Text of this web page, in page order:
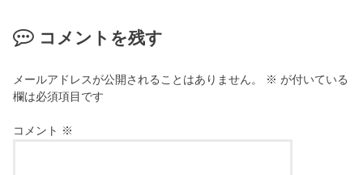
コメントを残す
メールアドレスが公開されることはありません。 ※ が付いている
欄は必須項目です
コメント ※